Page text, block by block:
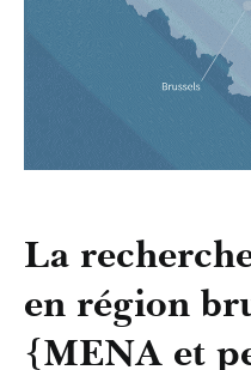
La
en région
{MENA et